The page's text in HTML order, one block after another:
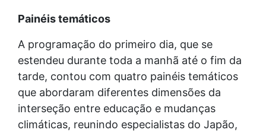
Painéis temáticos
A programação do primeiro dia, que se
estendeu durante toda a manhã até o fim da
tarde, contou com quatro painéis temáticos
que abordaram diferentes dimensões da
interseção entre educação e mudanças
climáticas, reunindo especialistas do Japão,